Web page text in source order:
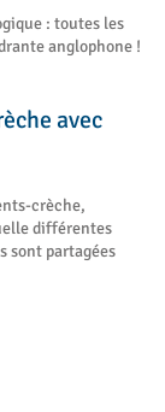
: toutes les
anglophone !
avec
crèche,
différentes
sont partagées